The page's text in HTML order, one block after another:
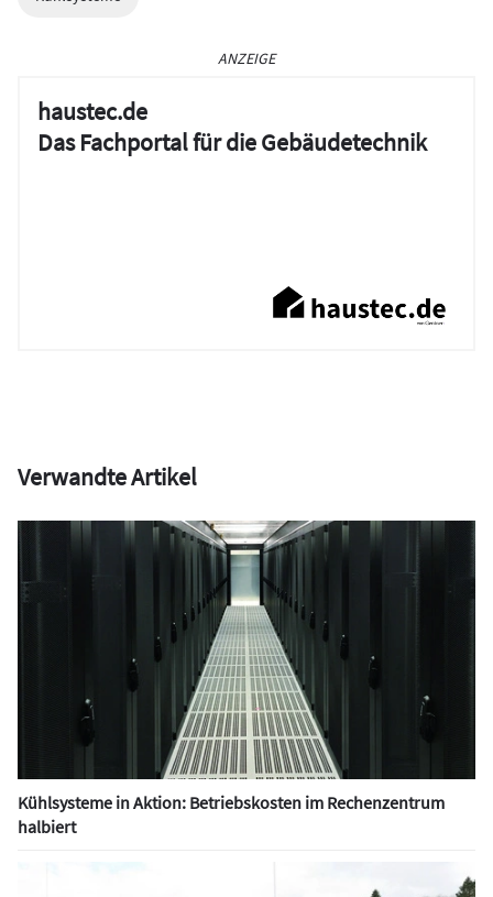
ANZEIGE
haustec.de
Das Fachportal für die Gebäudetechnik
Verwandte Artikel
Kühlsysteme in Aktion: Betriebskosten im Rechenzentrum
halbiert